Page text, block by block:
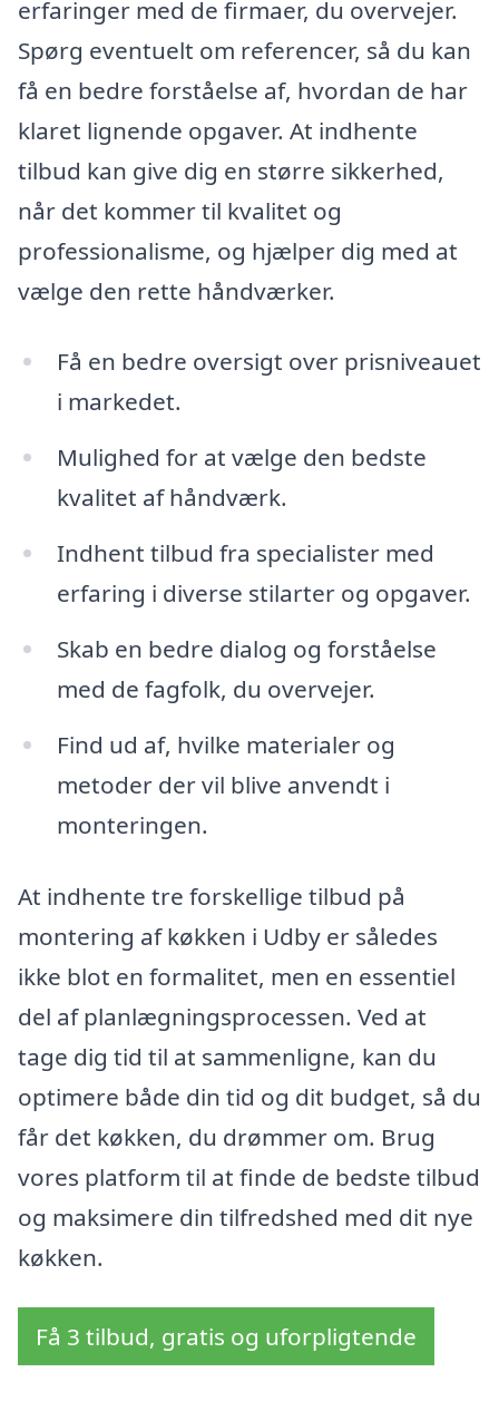
erfaringer med de firmaer, du overvejer.
Spørg eventuelt om referencer, så du kan
få en bedre forståelse af, hvordan de har
klaret lignende opgaver. At indhente
tilbud kan give dig en større sikkerhed,
når det kommer til kvalitet og
professionalisme, og hjælper dig med at
vælge den rette håndværker.
Få en bedre oversigt over prisniveauet
i markedet.
Mulighed for at vælge den bedste
kvalitet af håndværk.
Indhent tilbud fra specialister med
erfaring i diverse stilarter og opgaver.
Skab en bedre dialog og forståelse
med de fagfolk, du overvejer.
Find ud af, hvilke materialer og
metoder der vil blive anvendt i
monteringen.
At indhente tre forskellige tilbud på
montering af køkken i Udby er således
ikke blot en formalitet, men en essentiel
del af planlægningsprocessen. Ved at
tage dig tid til at sammenligne, kan du
optimere både din tid og dit budget, så du
får det køkken, du drømmer om. Brug
vores platform til at finde de bedste tilbud
og maksimere din tilfredshed med dit nye
køkken.
Få 3 tilbud, gratis og uforpligtende